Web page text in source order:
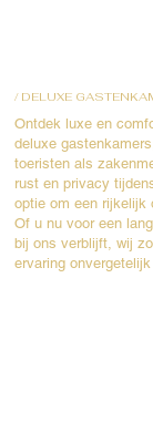
/DELUXE
Ontdek luxe en
deluxe
toeristen als
rust en privacy
optie om een rijkelijk
Of u nu voor een
bij ons verblijft, wij
ervaring onvergetelijk